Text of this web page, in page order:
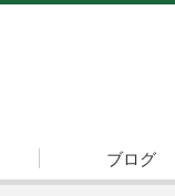
ブログ